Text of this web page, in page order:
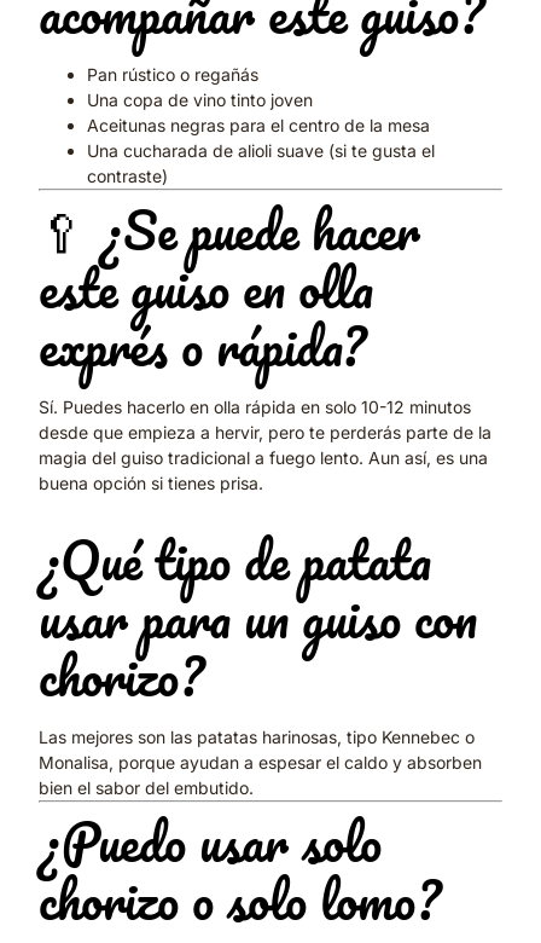
Pan rústico o regañás
Una copa de vino tinto joven
Aceitunas negras para el centro de la mesa
Una cucharada de alioli suave (si te gusta el
contraste)
🥄 ¿Se puede hacer
este guiso en olla
exprés o rápida?
Sí. Puedes hacerlo en olla rápida en solo 10-12 minutos
desde que empieza a hervir, pero te perderás parte de la
magia del guiso tradicional a fuego lento. Aun así, es una
buena opción si tienes prisa.
¿Qué tipo de patata
usar para un guiso con
chorizo?
Las mejores son las patatas harinosas, tipo Kennebec o
Monalisa, porque ayudan a espesar el caldo y absorben
bien el sabor del embutido.
¿Puedo usar solo
chorizo o solo lomo?